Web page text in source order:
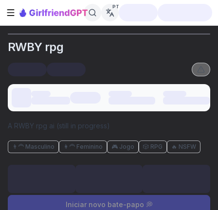
Abrir barra lateral
PT
RWBY rpg
A RWBY rpg ai (still in progress)
👨‍🦰 Masculino 👩‍🦰 Feminino 🎮 Jogo 🎲 RPG 🔥 NSFW
Iniciar novo bate-papo 💭